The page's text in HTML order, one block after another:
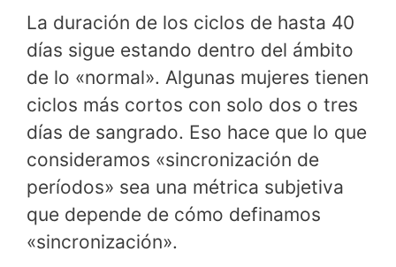
La duración de los ciclos de hasta 40
días sigue estando dentro del ámbito
de lo «normal». Algunas mujeres tienen
ciclos más cortos con solo dos o tres
días de sangrado. Eso hace que lo que
consideramos «sincronización de
períodos» sea una métrica subjetiva
que depende de cómo definamos
«sincronización».